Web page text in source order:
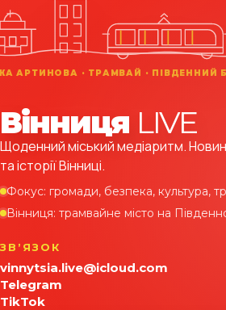
Вінниця LIVE
Щоденний міський медіаритм.
та історії Вінниці.
Фокус: громади, безпека, культура,
Вінниця: трамвайне місто на
ЗВʼЯЗОК
vinnytsia.live@icloud.com
Telegram
TikTok